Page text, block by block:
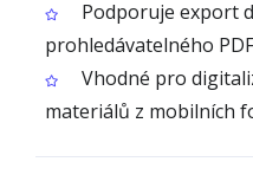
Podporuje export
prohledávatelného PDF
Vhodné pro
materiálů z mobilních